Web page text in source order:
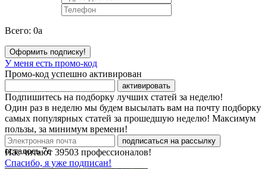
Всего: 0a
Оформить подписку!
У меня есть промо-код
Промо-код успешно активирован
активировать
Подпишитесь на подборку лучших статей за неделю!
Один раз в неделю мы будем высылать вам на почту подборку
самых популярных статей за прошедшую неделю! Максимум
пользы, за минимум времени!
подписаться на рассылку
Нас читают 39503 профессионалов!
Спасибо, я уже подписан!
осталось7с